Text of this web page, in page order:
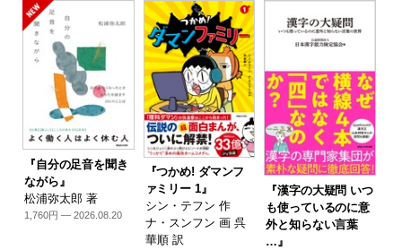
『自分の足音を聞き
ながら』
松浦弥太郎 著
1,760円 — 2026.08.20
『つかめ! ダマンフ
ァミリー 1』
シン・テフン 作
ナ・スンフン 画 呉
華順 訳
『漢字の大疑問 いつ
も使っているのに意
外と知らない言葉
…』